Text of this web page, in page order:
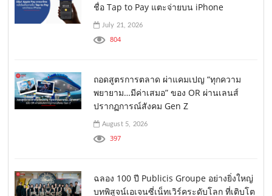
ชื่อ Tap to Pay แตะจ่ายบน iPhone
July 21, 2026
804
ถอดสูตรการตลาด ผ่าแคมเปญ “ทุกความ
พยายาม…มีค่าเสมอ” ของ OR ผ่านเลนส์
ปรากฏการณ์สังคม Gen Z
August 5, 2026
397
ฉลอง 100 ปี Publicis Groupe อย่างยิ่งใหญ่
บทพิสูจน์เอเจนซี่เน็ทเวิร์คระดับโลก ที่เติบโต